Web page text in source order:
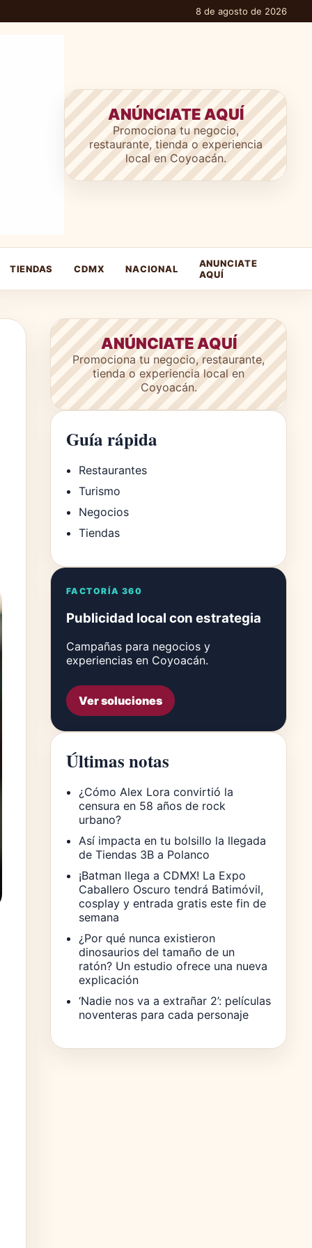
8 de agosto de 2026
ANÚNCIATE AQUÍ
Promociona tu negocio,
restaurante, tienda o experiencia
local en Coyoacán.
TIENDAS CDMX NACIONAL
ANUNCIATE
AQUÍ
ANÚNCIATE AQUÍ
Promociona tu negocio, restaurante,
tienda o experiencia local en
Coyoacán.
Guía rápida
Restaurantes
Turismo
Negocios
Tiendas
FACTORÍA 360
Publicidad local con estrategia
Campañas para negocios y
experiencias en Coyoacán.
Ver soluciones
Últimas notas
¿Cómo Alex Lora convirtió la
censura en 58 años de rock
urbano?
Así impacta en tu bolsillo la llegada
de Tiendas 3B a Polanco
¡Batman llega a CDMX! La Expo
Caballero Oscuro tendrá Batimóvil,
cosplay y entrada gratis este fin de
semana
¿Por qué nunca existieron
dinosaurios del tamaño de un
ratón? Un estudio ofrece una nueva
explicación
‘Nadie nos va a extrañar 2’: películas
noventeras para cada personaje